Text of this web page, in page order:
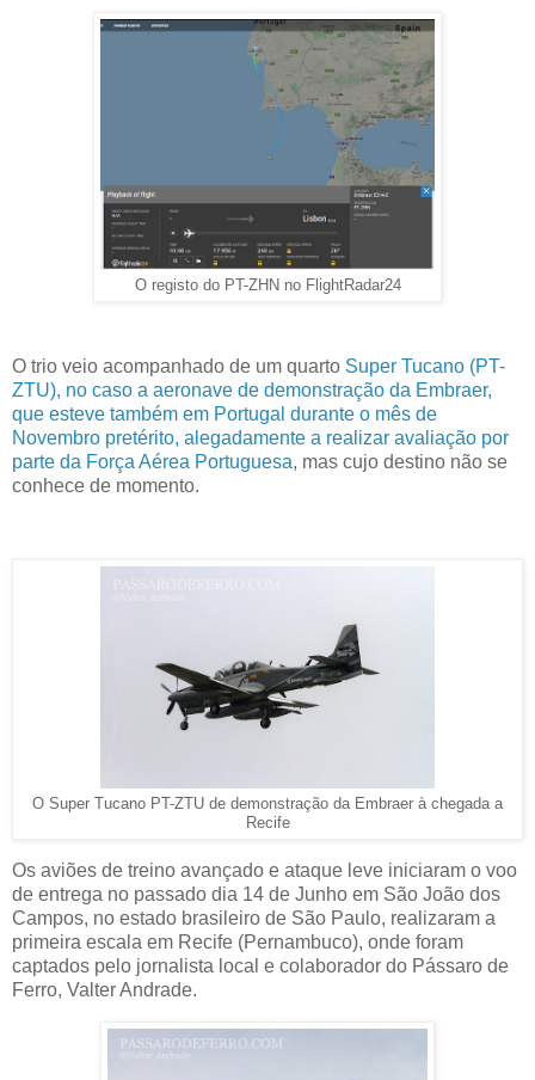
O registo do PT-ZHN no FlightRadar24
O trio veio acompanhado de um quarto Super Tucano (PT-
ZTU), no caso a aeronave de demonstração da Embraer,
que esteve também em Portugal durante o mês de
Novembro pretérito, alegadamente a realizar avaliação por
parte da Força Aérea Portuguesa, mas cujo destino não se
conhece de momento.
O Super Tucano PT-ZTU de demonstração da Embraer à chegada a
Recife
Os aviões de treino avançado e ataque leve iniciaram o voo
de entrega no passado dia 14 de Junho em São João dos
Campos, no estado brasileiro de São Paulo, realizaram a
primeira escala em Recife (Pernambuco), onde foram
captados pelo jornalista local e colaborador do Pássaro de
Ferro, Valter Andrade.